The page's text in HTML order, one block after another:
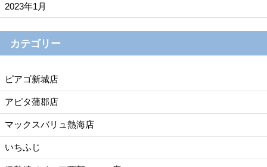
2023年1月
カテゴリー
ピアゴ新城店
アピタ蒲郡店
マックスバリュ熱海店
いちふじ